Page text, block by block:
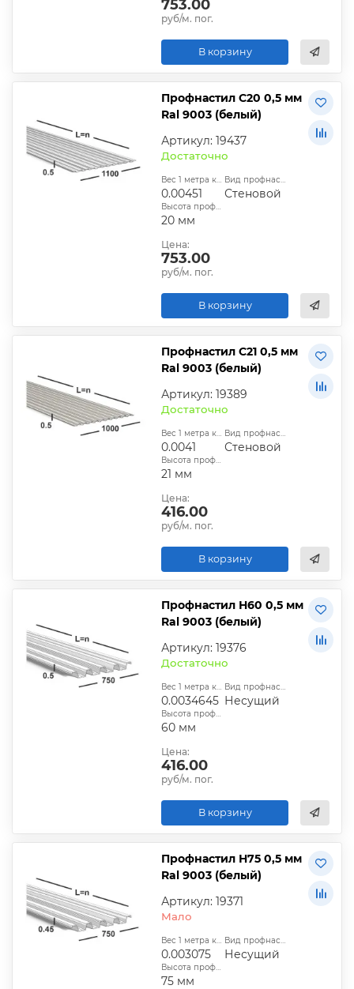
753.00
руб/м. пог.
В корзину
Профнастил С20 0,5 мм
Ral 9003 (белый)
Артикул: 19437
Достаточно
Вес 1 метра квадратного, т:
0.00451
Вид профнастила:
Стеновой
Высота профиля:
20 мм
Цена:
753.00
руб/м. пог.
В корзину
Профнастил С21 0,5 мм
Ral 9003 (белый)
Артикул: 19389
Достаточно
Вес 1 метра квадратного, т:
0.0041
Вид профнастила:
Стеновой
Высота профиля:
21 мм
Цена:
416.00
руб/м. пог.
В корзину
Профнастил Н60 0,5 мм
Ral 9003 (белый)
Артикул: 19376
Достаточно
Вес 1 метра квадратного, т:
0.0034645
Вид профнастила:
Несущий
Высота профиля:
60 мм
Цена:
416.00
руб/м. пог.
В корзину
Профнастил Н75 0,5 мм
Ral 9003 (белый)
Артикул: 19371
Мало
Вес 1 метра квадратного, т:
0.003075
Вид профнастила:
Несущий
Высота профиля:
75 мм